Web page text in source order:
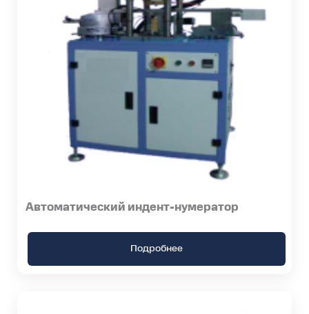
Автоматический индент-нумератор
Подробнее